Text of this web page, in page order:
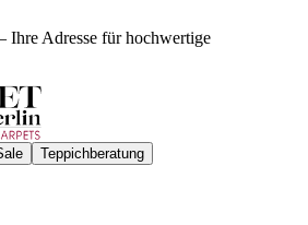
Ihre Adresse für hochwertige
Teppichberatung